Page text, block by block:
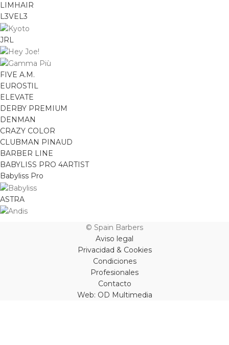
LIMHAIR
L3VEL3
JRL
FIVE A.M.
EUROSTIL
ELEVATE
DERBY PREMIUM
DENMAN
CRAZY COLOR
CLUBMAN PINAUD
BARBER LINE
BABYLISS PRO 4ARTIST
Babyliss Pro
ASTRA
© Spain Barbers
Aviso legal
Privacidad & Cookies
Condiciones
Profesionales
Contacto
Web: OD Multimedia